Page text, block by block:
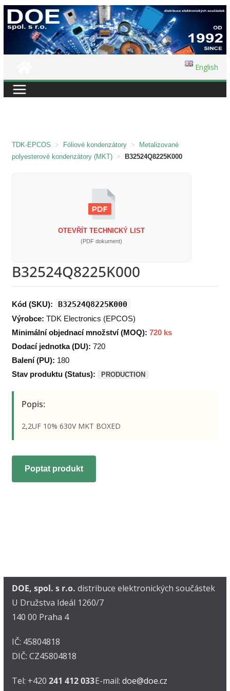
Přeskočit
na
English
TDK-EPCOS > Fóliové kondenzátory >
Metalizované
polyesterové kondenzátory (MKT) > B32524Q8225K000
OTEVŘÍT TECHNICKÝ LIST
(PDF dokument)
B32524Q8225K000
Kód (SKU): B32524Q8225K000
Výrobce: TDK Electronics (EPCOS)
Minimální objednací množství (MOQ): 720 ks
Dodací jednotka (DU): 720
Balení (PU): 180
Stav produktu (Status):
PRODUCTION
Popis:
2,2UF 10% 630V MKT BOXED
Poptat produkt
DOE, spol. s r.o. distribuce elektronických součástek
U Družstva Ideál 1260/7
140 00 Praha 4
IČ: 45804818
DIČ: CZ45804818
Tel: +420 241 412 033E-mail: doe@doe.cz